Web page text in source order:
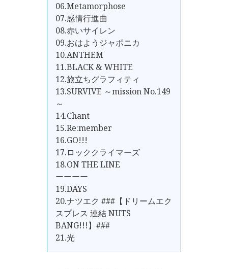
06.Metamorphose
07.感情行進曲
08.赤いサイレン
09.おはようジャポニカ
10.ANTHEM
11.BLACK & WHITE
12.旅立ちグラフィティ
13.SURVIVE ～mission No.149
～
14.Chant
15.Re:member
16.GO!!!
17.ロッククライマーズ
18.ON THE LINE
ーーーー
19.DAYS
20.ナツエク ###【ドリームエク
スプレス 連結 NUTS
BANG!!!】###
21.光